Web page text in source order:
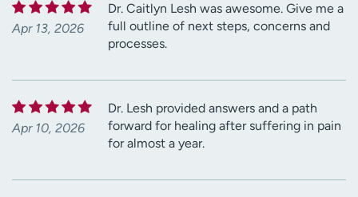
Apr 13, 2026
Dr. Caitlyn Lesh was awesome. Give me a
full outline of next steps, concerns and
processes.
Apr 10, 2026
Dr. Lesh provided answers and a path
forward for healing after suffering in pain
for almost a year.